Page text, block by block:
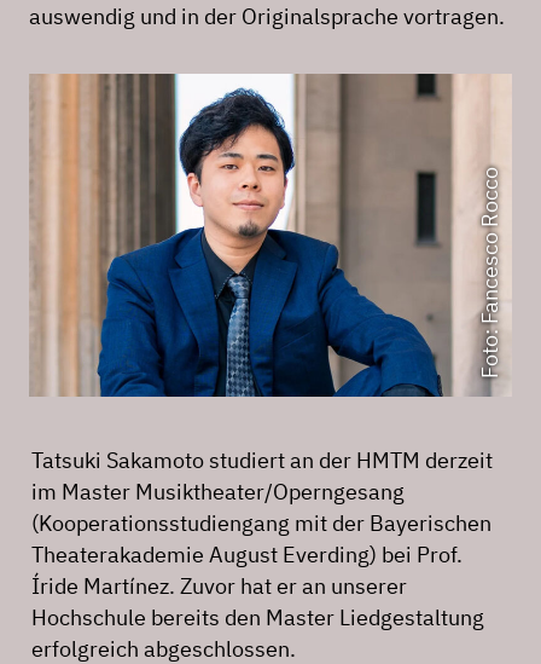
auswendig und in der Originalsprache vortragen.
Foto: Fancesco Rocco
Tatsuki Sakamoto studiert an der HMTM derzeit
im Master Musiktheater/Operngesang
(Kooperationsstudiengang mit der Bayerischen
Theaterakademie August Everding) bei Prof.
Íride Martínez. Zuvor hat er an unserer
Hochschule bereits den Master Liedgestaltung
erfolgreich abgeschlossen.